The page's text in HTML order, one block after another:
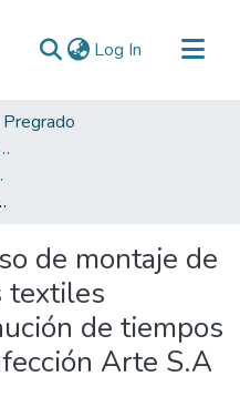
Log In (current)
Pregrado
y Diseño
en la Empresa Confección Arte S.A .
de montaje de
textiles
de tiempos
Arte S.A